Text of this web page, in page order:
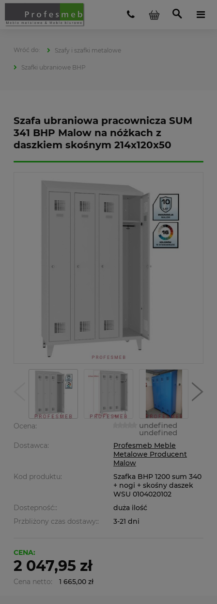
Szafy i szafki metalowe
Szafki ubraniowe BHP
Szafa ubraniowa pracownicza SUM
341 BHP Malow na nóżkach z
daszkiem skośnym 214x120x50
Ocena: undefined
undefined
Dostawca:
Profesmeb Meble
Metalowe Producent
Malow
Kod produktu:
Szafka BHP 1200 sum 340
+ nogi + skośny daszek
WSU 0104020102
Dostepność::
duża ilość
Przbliżony czas dostawy::
3-21 dni
CENA:
2 047,95 zł
Cena netto: 1 665,00 zł